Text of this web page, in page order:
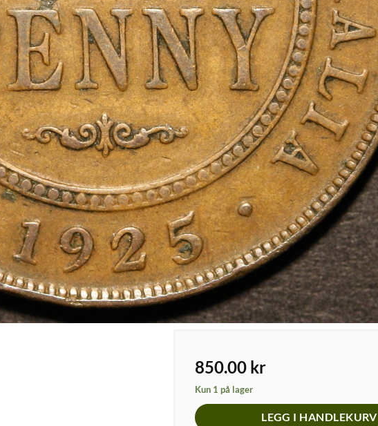
850.00 kr
Kun 1 på lager
LEGG I HANDLEKURV